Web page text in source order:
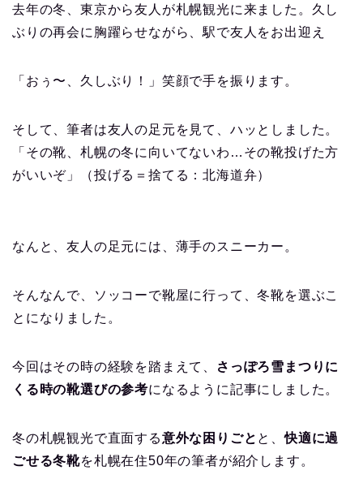
去年の冬、東京から友人が札幌観光に来ました。久し
ぶりの再会に胸躍らせながら、駅で友人をお出迎え
「おぅ〜、久しぶり！」笑顔で手を振ります。
そして、筆者は友人の足元を見て、ハッとしました。
「その靴、札幌の冬に向いてないわ…その靴投げた方
がいいぞ」（投げる＝捨てる：北海道弁）
なんと、友人の足元には、薄手のスニーカー。
そんなんで、ソッコーで靴屋に行って、冬靴を選ぶこ
とになりました。
今回はその時の経験を踏まえて、
さっぽろ雪まつりに
くる時の靴選びの参考になるように記事にしました。
冬の札幌観光で直面する意外な困りごと と、快適に過
ごせる冬靴を札幌在住50年の筆者が紹介します。